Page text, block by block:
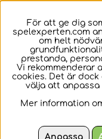
Svenska
För att ge dig
spelexperten.com
om helt
prestanda,
Vi rekommenderar
cookies. Det är
välja att
Mer information
Anpassa